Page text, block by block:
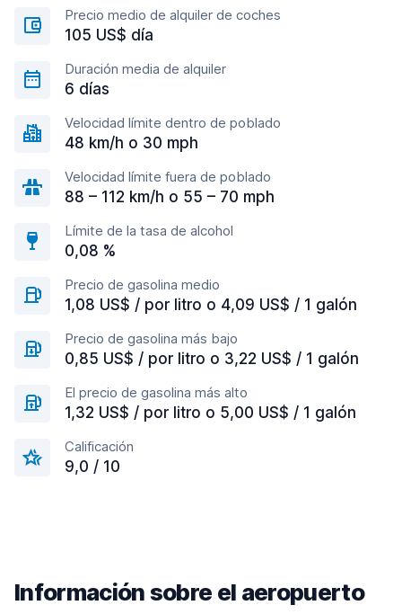
Precio medio de alquiler de coches
105 US$ día
Duración media de alquiler
6 días
Velocidad límite dentro de poblado
48 km/h o 30 mph
Velocidad límite fuera de poblado
88 – 112 km/h o 55 – 70 mph
Límite de la tasa de alcohol
0,08 %
Precio de gasolina medio
1,08 US$ / por litro o 4,09 US$ / 1 galón
Precio de gasolina más bajo
0,85 US$ / por litro o 3,22 US$ / 1 galón
El precio de gasolina más alto
1,32 US$ / por litro o 5,00 US$ / 1 galón
Calificación
9,0 / 10
Información sobre el aeropuerto